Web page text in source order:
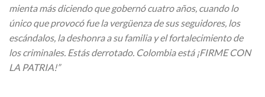
mienta más diciendo que gobernó cuatro años, cuando lo
único que provocó fue la vergüenza de sus seguidores, los
escándalos, la deshonra a su familia y el fortalecimiento de
los criminales. Estás derrotado. Colombia está ¡FIRME CON
LA PATRIA!”